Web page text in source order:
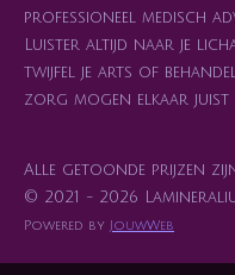
professioneel medisch
Luister altijd naar je
twijfel je arts of
zorg mogen elkaar juist
Alle getoonde prijzen
© 2021 - 2026
Powered by JouwWeb